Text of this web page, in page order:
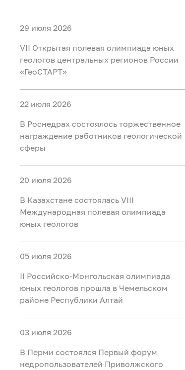
29 июля 2026
VII Открытая полевая олимпиада юных
геологов центральных регионов России
«ГеоСТАРТ»
22 июля 2026
В Роснедрах состоялось торжественное
награждение работников геологической
сферы
20 июля 2026
В Казахстане состоялась VIII
Международная полевая олимпиада
юных геологов
05 июля 2026
II Российско‑Монгольская олимпиада
юных геологов прошла в Чемельском
районе Республики Алтай
03 июля 2026
В Перми состоялся Первый форум
недропользователей Приволжского